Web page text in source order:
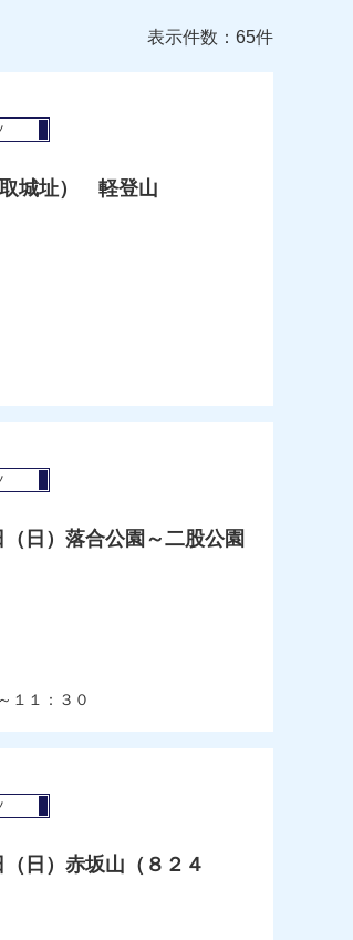
表示件数：65件
取城址） 軽登山
日）落合公園～二股公園
１１：３０
日）赤坂山（８２４